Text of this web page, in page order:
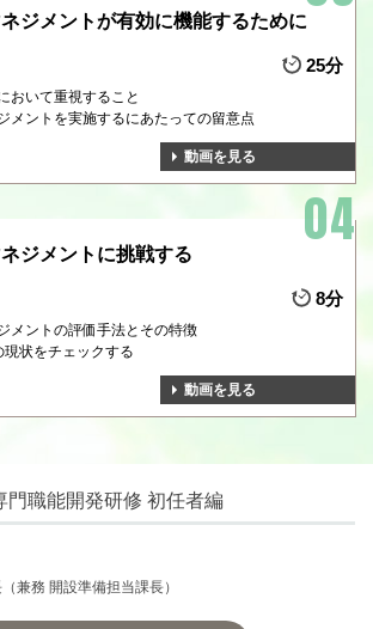
ジメントが有効に機能するために
25分
おいて重視すること
メントを実施するにあたっての留意点
動画を見る
ジメントに挑戦する
8分
メントの評価手法とその特徴
状をチェックする
動画を見る
門職能開発研修 初任者編
兼務 開設準備担当課長）